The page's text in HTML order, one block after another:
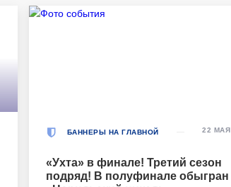
БАННЕРЫ НА ГЛАВНОЙ
«Ухта» в финале! Третий сезон
подряд! В полуфинале обыгран
22 МАЯ